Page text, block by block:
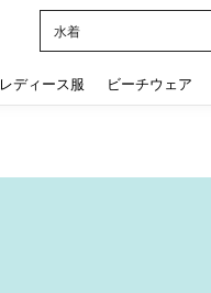
ワンピース
レディース服 ビーチウェア